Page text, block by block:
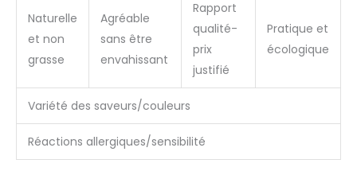
Naturelle
et non
grasse
Agréable
sans être
envahissant
Rapport
qualité-
prix
justifié
Pratique et
écologique
Variété des saveurs/couleurs
Réactions allergiques/sensibilité